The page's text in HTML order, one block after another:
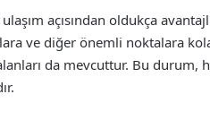
açısından oldukça
ve diğer önemli noktalara
da mevcuttur. Bu durum,